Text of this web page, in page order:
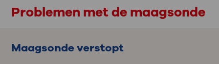
Problemen met de maagsonde
Maagsonde verstopt